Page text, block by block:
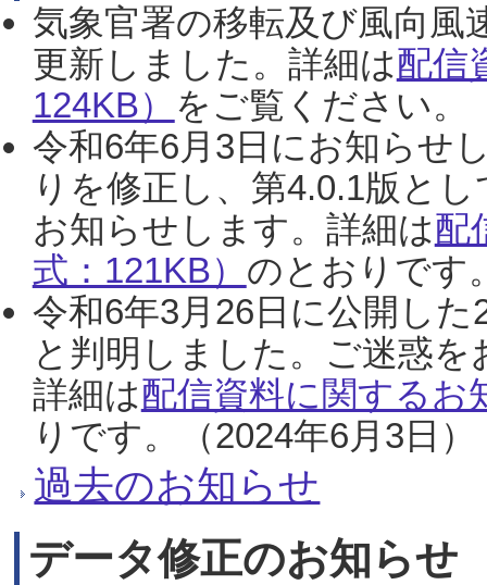
気象官署の移転及び風向風
更新しました。詳細は配信
124KB） をご覧ください。
令和6年6月3日にお知らせ
りを修正し、第4.0.1版と
お知らせします。詳細は配
式：121KB） のとおりです
令和6年3月26日に公開し
と判明しました。ご迷惑
詳細は配信資料に関するお
りです。（2024年6月3日）
過去のお知らせ
データ修正のお知らせ